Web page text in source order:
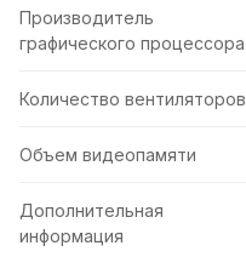
Производитель
графического процессора
Количество вентиляторов
Объем видеопамяти
Дополнительная
информация